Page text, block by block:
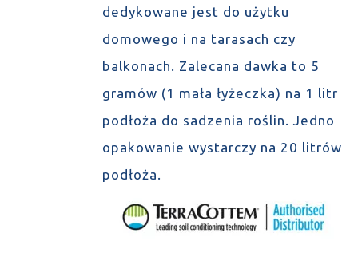
dedykowane jest do użytku
domowego i na tarasach czy
balkonach. Zalecana dawka to 5
gramów (1 mała łyżeczka) na 1 litr
podłoża do sadzenia roślin. Jedno
opakowanie wystarczy na 20 litrów
podłoża.